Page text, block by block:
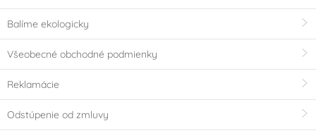
Balíme ekologicky
Všeobecné obchodné podmienky
Reklamácie
Odstúpenie od zmluvy